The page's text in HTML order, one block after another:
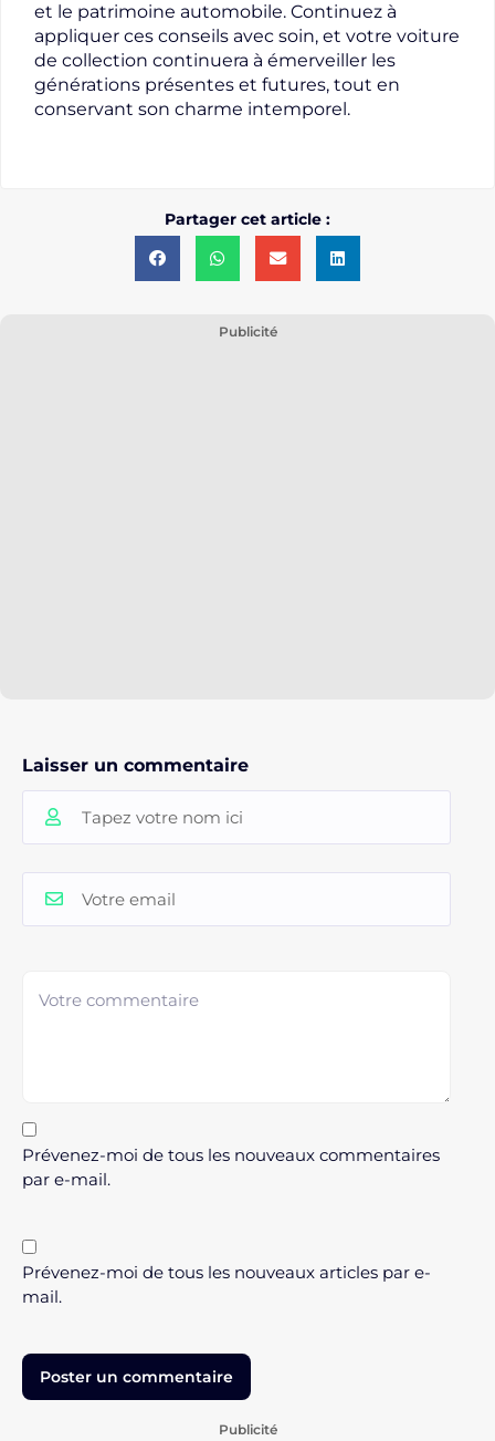
et le patrimoine automobile. Continuez à
appliquer ces conseils avec soin, et votre voiture
de collection continuera à émerveiller les
générations présentes et futures, tout en
conservant son charme intemporel.
Partager cet article :
Publicité
Laisser un commentaire
Prévenez-moi de tous les nouveaux commentaires
par e-mail.
Prévenez-moi de tous les nouveaux articles par e-
mail.
Publicité